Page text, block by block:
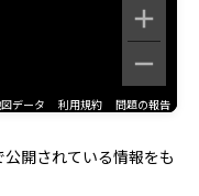
データ 利用規約 問題の報告
開されている情報をも